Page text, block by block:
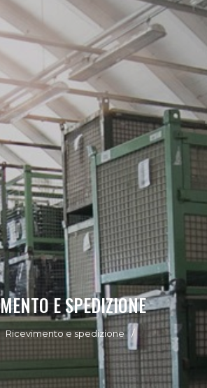
E SPEDIZIONE
Ricevimento e spedizione